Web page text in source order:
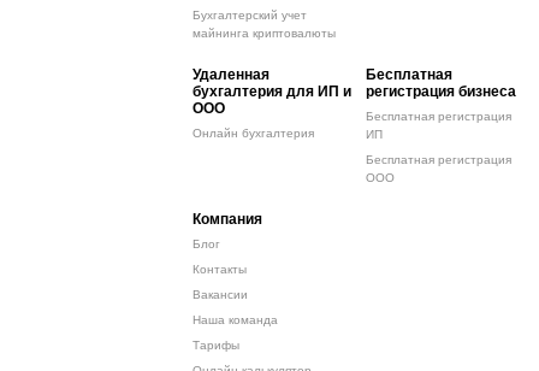
Бухгалтерский учет
майнинга криптовалюты
Удаленная
бухгалтерия для ИП и
ООО
Онлайн бухгалтерия
Бесплатная
регистрация бизнеса
Бесплатная регистрация
ИП
Бесплатная регистрация
ООО
Компания
Блог
Контакты
Вакансии
Наша команда
Тарифы